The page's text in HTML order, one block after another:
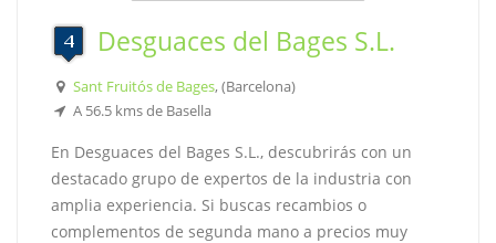
Desguaces del Bages S.L.
Sant Fruitós de Bages, (Barcelona)
A 56.5 kms de Basella
En Desguaces del Bages S.L., descubrirás con un
destacado grupo de expertos de la industria con
amplia experiencia. Si buscas recambios o
complementos de segunda mano a precios muy